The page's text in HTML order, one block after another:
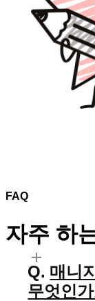
FAQ
자주 하
매니
무엇인